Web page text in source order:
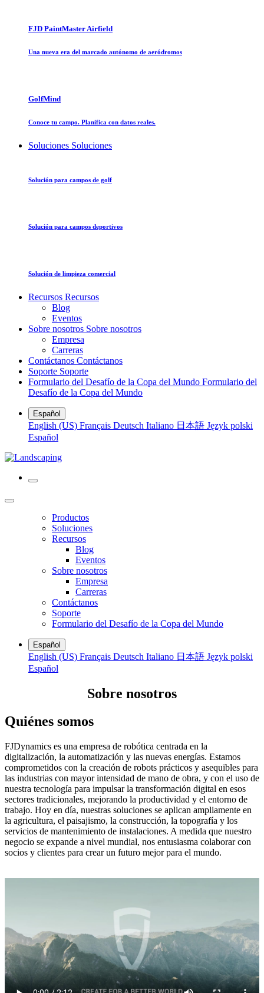
FJD PaintMaster Airfield
Una nueva era del marcado autónomo de aeródromos
GolfMind
Conoce tu campo. Planifica con datos reales.
Soluciones Soluciones
Solución para campos de golf
Solución para campos deportivos
Solución de limpieza comercial
Recursos Recursos
Blog
Eventos
Sobre nosotros Sobre nosotros
Empresa
Carreras
Contáctanos Contáctanos
Soporte Soporte
Formulario del Desafío de la Copa del Mundo Formulario del
Desafío de la Copa del Mundo
Español
English (US) Français Deutsch Italiano 日本語 Język polski
Español
Productos
Soluciones
Recursos
Blog
Eventos
Sobre nosotros
Empresa
Carreras
Contáctanos
Soporte
Formulario del Desafío de la Copa del Mundo
Español
English (US) Français Deutsch Italiano 日本語 Język polski
Español
Sobre nosotros
Quiénes somos
FJDynamics es una empresa de robótica centrada en la
digitalización, la automatización y las nuevas energías. Estamos
comprometidos con la creación de robots prácticos y asequibles para
las industrias con mayor intensidad de mano de obra, y con el uso de
nuestra tecnología para impulsar la transformación digital en esos
sectores tradicionales, mejorando la productividad y el entorno de
trabajo. Hoy en día, nuestras soluciones se aplican ampliamente en
la agricultura, el paisajismo, la construcción, la topografía y los
servicios de mantenimiento de instalaciones. A medida que nuestro
negocio se expande a nivel mundial, nos entusiasma colaborar con
socios y clientes para crear un futuro mejor para el mundo.